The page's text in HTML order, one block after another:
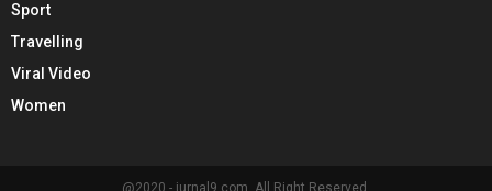
Sport
Travelling
Viral Video
Women
@2020 - jurnal9.com. All Right Reserved.